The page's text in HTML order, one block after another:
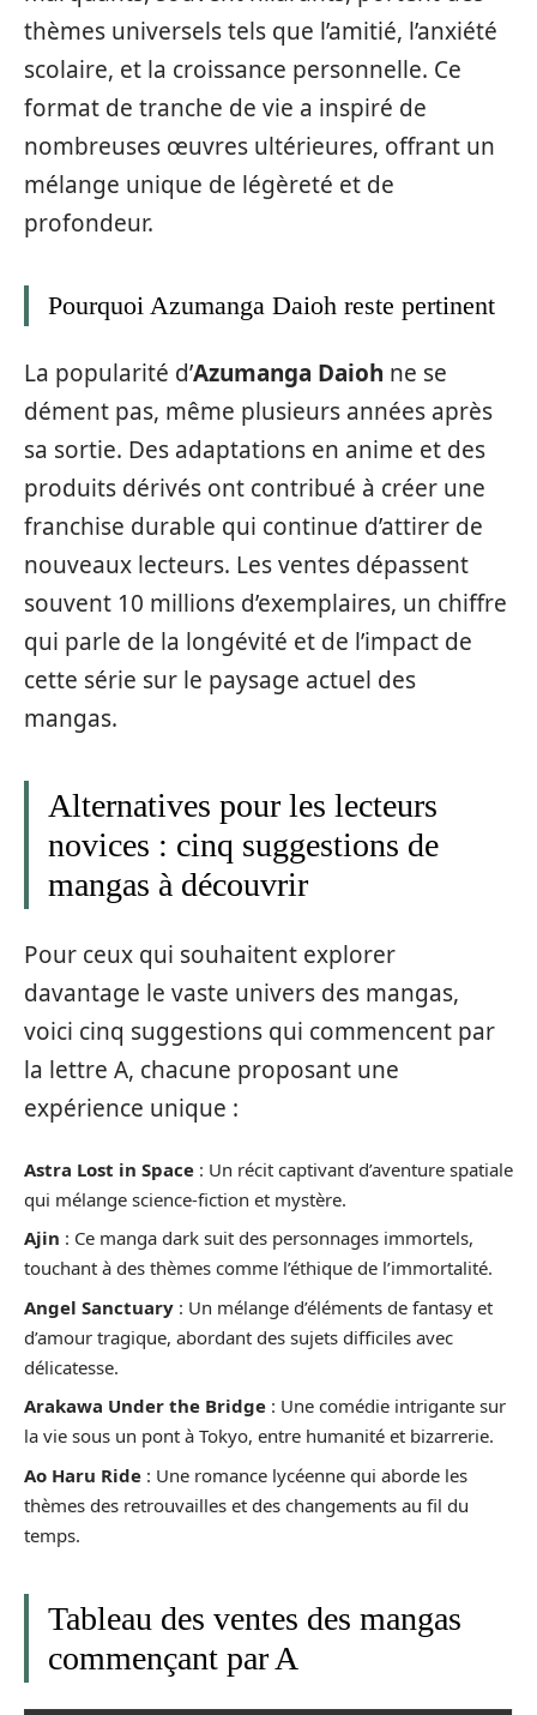
thèmes universels tels que l’amitié, l’anxiété
scolaire, et la croissance personnelle. Ce
format de tranche de vie a inspiré de
nombreuses œuvres ultérieures, offrant un
mélange unique de légèreté et de
profondeur.
Pourquoi Azumanga Daioh reste pertinent
La popularité d’Azumanga Daioh ne se
dément pas, même plusieurs années après
sa sortie. Des adaptations en anime et des
produits dérivés ont contribué à créer une
franchise durable qui continue d’attirer de
nouveaux lecteurs. Les ventes dépassent
souvent 10 millions d’exemplaires, un chiffre
qui parle de la longévité et de l’impact de
cette série sur le paysage actuel des
mangas.
Alternatives pour les lecteurs
novices : cinq suggestions de
mangas à découvrir
Pour ceux qui souhaitent explorer
davantage le vaste univers des mangas,
voici cinq suggestions qui commencent par
la lettre A, chacune proposant une
expérience unique :
Astra Lost in Space : Un récit captivant d’aventure spatiale
qui mélange science-fiction et mystère.
Ajin : Ce manga dark suit des personnages immortels,
touchant à des thèmes comme l’éthique de l’immortalité.
Angel Sanctuary : Un mélange d’éléments de fantasy et
d’amour tragique, abordant des sujets difficiles avec
délicatesse.
Arakawa Under the Bridge : Une comédie intrigante sur
la vie sous un pont à Tokyo, entre humanité et bizarrerie.
Ao Haru Ride : Une romance lycéenne qui aborde les
thèmes des retrouvailles et des changements au fil du
temps.
Tableau des ventes des mangas
commençant par A